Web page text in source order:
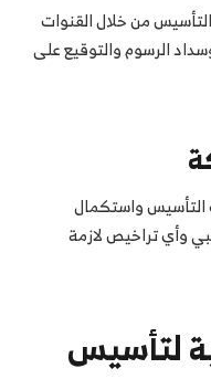
من خلال القنوات
الرسوم والتوقيع على
التأسيس واستكمال
وأي تراخيص لازمة
لتأسيس